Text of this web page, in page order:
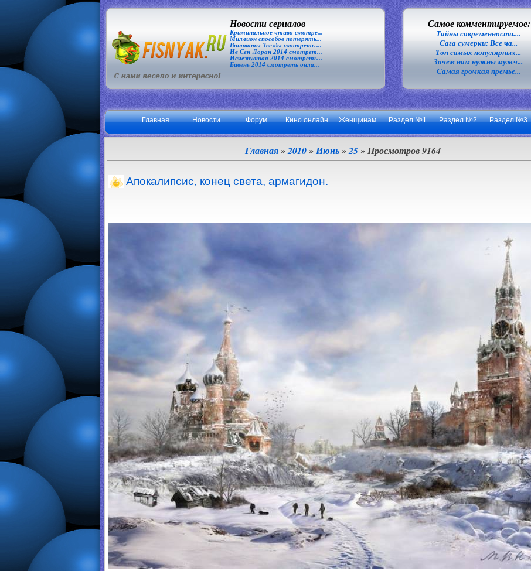
Новости сериалов
Криминальное чтиво смотре...
Миллион способов потерять...
Виноваты Звезды смотреть ...
Ив Сен-Лоран 2014 смотрет...
Исчезнувшая 2014 смотреть...
Бивень 2014 смотреть онла...
Самое комментируемое:
Тайны современности....
Сага сумерки: Все ча...
Топ самых популярных...
Зачем нам нужны мужч...
Самая громкая премье...
Главная Новости Форум Кино онлайн Женщинам Раздел №1 Раздел №2 Раздел №3
Главная»2010»Июнь»25» Просмотров 9164
Апокалипсис, конец света, армагидон.